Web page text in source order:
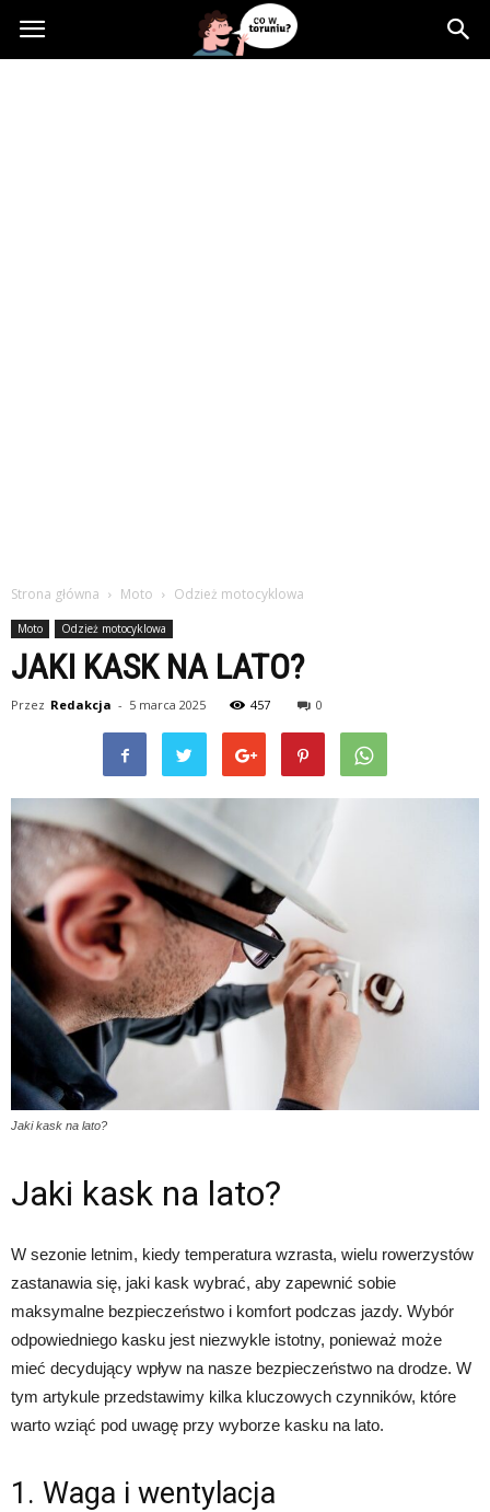
Cowtoruniu.pl
Strona główna Moto Odzież motocyklowa
Moto Odzież motocyklowa
JAKI KASK NA LATO?
Przez Redakcja - 5 marca 2025 457 0
Jaki kask na lato?
Jaki kask na lato?
W sezonie letnim, kiedy temperatura wzrasta, wielu rowerzystów
zastanawia się, jaki kask wybrać, aby zapewnić sobie
maksymalne bezpieczeństwo i komfort podczas jazdy. Wybór
odpowiedniego kasku jest niezwykle istotny, ponieważ może
mieć decydujący wpływ na nasze bezpieczeństwo na drodze. W
tym artykule przedstawimy kilka kluczowych czynników, które
warto wziąć pod uwagę przy wyborze kasku na lato.
1. Waga i wentylacja